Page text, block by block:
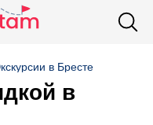
в Бресте
в